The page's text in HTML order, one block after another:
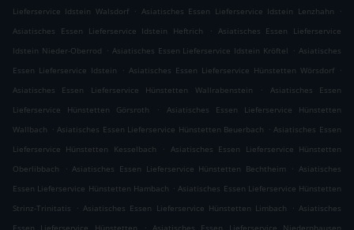
Lieferservice Idstein Walsdorf . Asiatisches Essen Lieferservice Idstein Lenzhahn
.
Asiatisches Essen Lieferservice Idstein Heftrich
. Asiatisches Essen Lieferservice
Idstein Nieder-Oberrod . Asiatisches Essen Lieferservice Idstein Kröftel . Asiatisches
Essen Lieferservice Idstein
. Asiatisches Essen Lieferservice Hünstetten Wörsdorf .
Asiatisches Essen Lieferservice Hünstetten Wallrabenstein
.
Asiatisches Essen
Lieferservice Hünstetten Görsroth
.
Asiatisches Essen Lieferservice Hünstetten
Wallbach . Asiatisches Essen Lieferservice Hünstetten Beuerbach . Asiatisches Essen
Lieferservice Hünstetten Kesselbach
. Asiatisches Essen Lieferservice Hünstetten
Oberlibbach
. Asiatisches Essen Lieferservice Hünstetten Bechtheim . Asiatisches
Essen Lieferservice Hünstetten Hambach . Asiatisches Essen Lieferservice Hünstetten
Strinz-Trinitatis
. Asiatisches Essen Lieferservice Hünstetten Limbach . Asiatisches
.